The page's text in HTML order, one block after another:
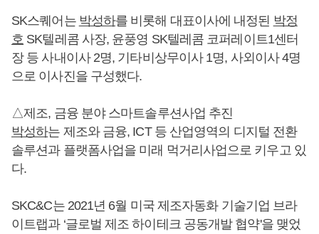
SK스퀘어는 박성하를 비롯해 대표이사에 내정된 박정
호 SK텔레콤 사장, 윤풍영 SK텔레콤 코퍼레이트1센터
장 등 사내이사 2명, 기타비상무이사 1명, 사외이사 4명
으로 이사진을 구성했다.
△제조, 금융 분야 스마트솔루션사업 추진
박성하는 제조와 금융, ICT 등 산업영역의 디지털 전환
솔루션과 플랫폼사업을 미래 먹거리사업으로 키우고 있
다.
SKC&C는 2021년 6월 미국 제조자동화 기술기업 브라
이트랩과 ‘글로벌 제조 하이테크 공동개발 협약'을 맺었